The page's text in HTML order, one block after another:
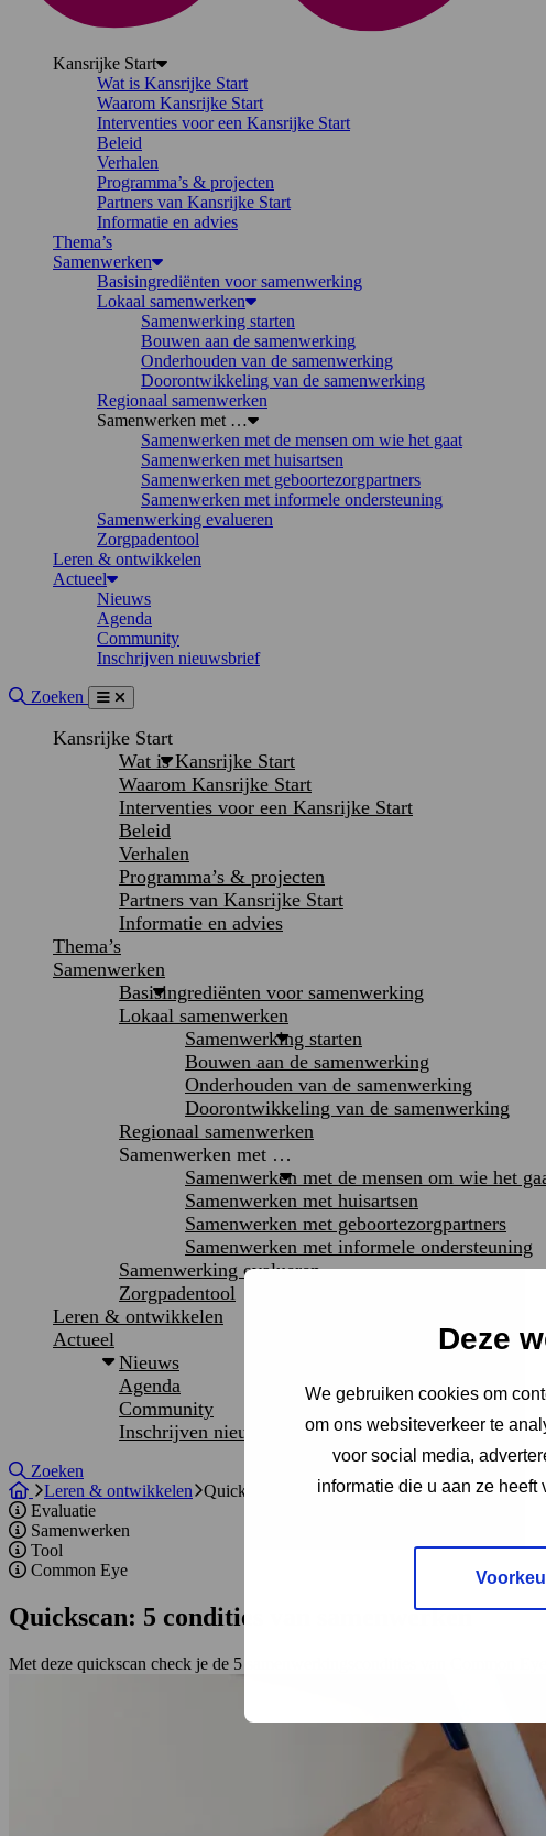
Deze
We gebruiken cookies om
om ons websiteverkeer te
voor social media,
informatie die u aan ze
Kansrijke Start
Wat is Kansrijke Start
Waarom Kansrijke Start
Interventies voor een Kansrijke Start
Beleid
Verhalen
Programma’s & projecten
Partners van Kansrijke Start
Informatie en advies
Thema’s
Samenwerken
Basisingrediënten voor samenwerking
Lokaal samenwerken
Samenwerking starten
Bouwen aan de samenwerking
Onderhouden van de samenwerking
Doorontwikkeling van de samenwerking
Regionaal samenwerken
Samenwerken met …
Samenwerken met de mensen om wie het gaat
Samenwerken met huisartsen
Samenwerken met geboortezorgpartners
Samenwerken met informele ondersteuning
Samenwerking evalueren
Zorgpadentool
Leren & ontwikkelen
Actueel
Nieuws
Agenda
Community
Inschrijven nieuwsbrief
Site doorzoeken
Zoeken
Menu
Sluiten
Kansrijke Start
Wat is Kansrijke Start
Waarom Kansrijke Start
Interventies voor een Kansrijke Start
Beleid
Verhalen
Programma’s & projecten
Partners van Kansrijke Start
Informatie en advies
Thema’s
Samenwerken
Basisingrediënten voor samenwerking
Lokaal samenwerken
Samenwerking starten
Bouwen aan de samenwerking
Onderhouden van de samenwerking
Doorontwikkeling van de samenwerking
Regionaal samenwerken
Samenwerken met …
Samenwerken met de mensen om wie het
Samenwerken met huisartsen
Samenwerken met geboortezorgpartners
Samenwerken met informele ondersteuning
Samenwerking evalueren
Zorgpadentool
Leren & ontwikkelen
Actueel
Nieuws
Agenda
Community
Inschrijven nieuwsbrief
Site doorzoeken
Zoeken
Leren & ontwikkelen
Quickscan: 5 condities van samenwerken
Evaluatie
Samenwerken
Tool
Common Eye
Quickscan: 5 condities van samenwerken
Met deze quickscan check je de 5 samenwerkingscondities van Common